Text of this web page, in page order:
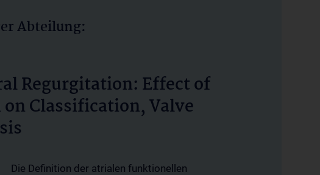
Abteilung:
Regurgitation: Effect of
Classification, Valve
Die Definition der atrialen funktionellen